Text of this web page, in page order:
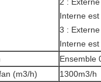
2 :
Interne
3 :
Interne
Ensemble
(m3/h)
1300m3/h